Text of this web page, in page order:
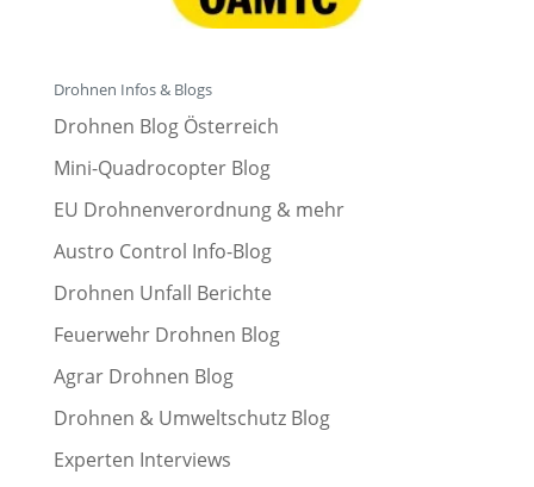
Drohnen Infos & Blogs
Drohnen Blog Österreich
Mini-Quadrocopter Blog
EU Drohnenverordnung & mehr
Austro Control Info-Blog
Drohnen Unfall Berichte
Feuerwehr Drohnen Blog
Agrar Drohnen Blog
Drohnen & Umweltschutz Blog
Experten Interviews